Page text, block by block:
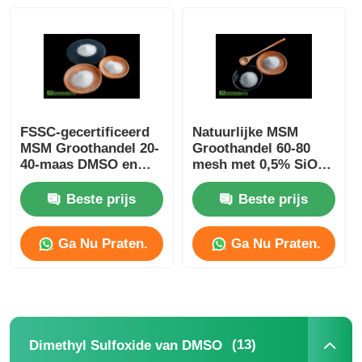
Zuivere MSM-Kristallen
FSSC-gecertificeerd
MSM Groothandel 20-
40-maas DMSO en
H2O2 Oxidatie en
synthese MSM
Beste prijs
Ga Nu Praten.
Natuurlijke MSM
Groothandel 60-80
mesh met 0,5% SiO2
Hotsale In Europa
Suitalle For
Sportsman
Beste prijs
Ga Nu Praten.
Dimethyl Sulfoxide van DMSO (13)